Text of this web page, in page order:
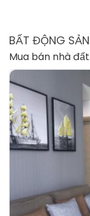
BẤT ĐỘNG
Mua bán nhà